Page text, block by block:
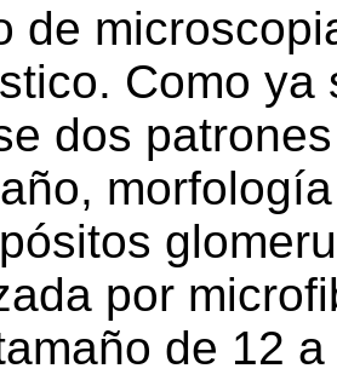
de
Como
dos
por
de 12